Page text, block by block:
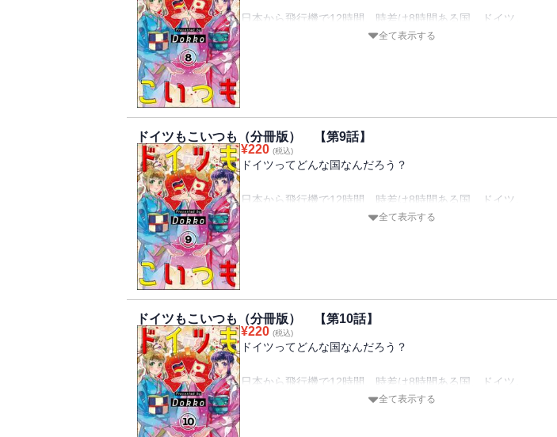
イフエッセイ！
日本から飛行機で12時間、時差は8時間ある国、ドイツ。
あなたはドイツってどんなイメージがありますか？
「ドイツってこんな国なの!?」思わずツッコミたくなるようなド
イツのリアルを、ドイツで生活する筆者がお届けする、リアルラ
イフエッセイ！
全て表示する
ドイツもこいつも（分冊版） 【第9話】
¥220 (税込)
ドイツってどんな国なんだろう？
日本から飛行機で12時間、時差は8時間ある国、ドイツ。
あなたはドイツってどんなイメージがありますか？
知りたくありませんか？
「ドイツってこんな国なの!?」思わずツッコミたくなるようなド
イツのリアルを、ドイツで生活する筆者がお届けする、リアルラ
イフエッセイ！
全て表示する
ドイツもこいつも（分冊版） 【第10話】
¥220 (税込)
ドイツってどんな国なんだろう？
日本から飛行機で12時間、時差は8時間ある国、ドイツ。
あなたはドイツってどんなイメージがありますか？
全て表示する